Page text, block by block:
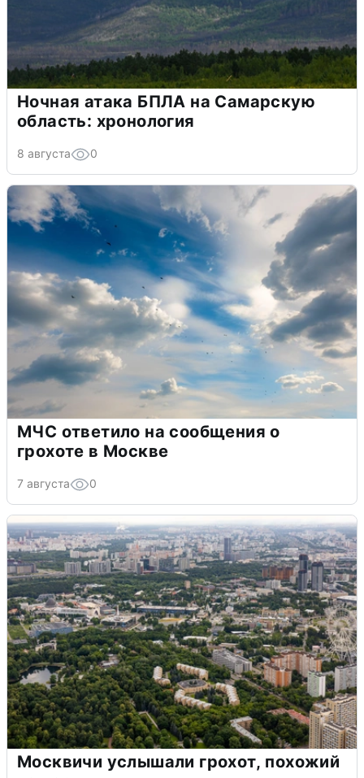
Ночная атака БПЛА на Самарскую
область: хронология
8 августа 0
МЧС ответило на сообщения о
грохоте в Москве
7 августа 0
Москвичи услышали грохот, похожий